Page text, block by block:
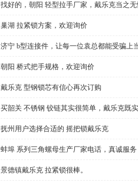
找好的，朝阳 轻型拉手厂家，戴乐克当之
巢湖 拉紧锁方案，欢迎询价
济宁 b型连接件，让每一位袁总都能受骗上
朝阳 桥式把手规格，欢迎询价
戴乐克 型钢锁芯有信心再次订购
买韶关 不锈钢 铰链其实很简单，戴乐克既
抚州用户选择合适的 摇把锁戴乐克
蚌埠 系列三角螺母生产厂家电话，真诚服务
景德镇戴乐克 拉紧锁很棒。